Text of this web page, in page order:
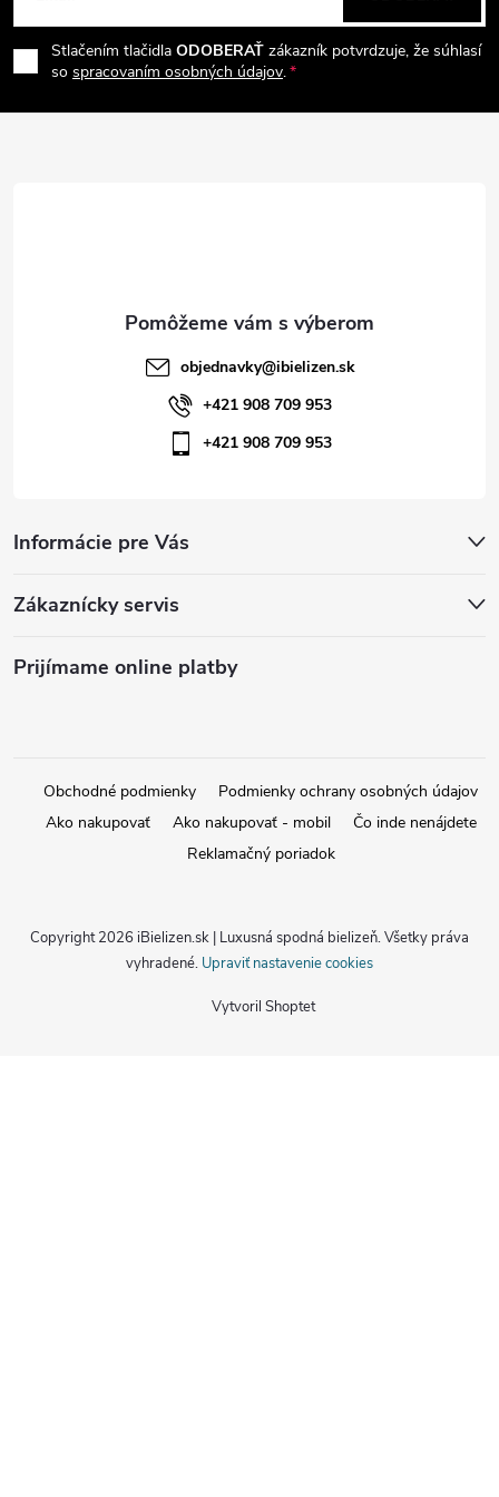
p
r
v
i
e
á
p
Stlačením tlačidla ODOBERAŤ zákazník potvrdzuje, že súhlasí
so spracovaním osobných údajov.
Informácie pre Vás
Zákaznícky servis
Prijímame online platby
objednavky@ibielizen.sk
+421 908 709 953
+421 908 709 953
Obchodné podmienky
Podmienky ochrany osobných údajov
Ako nakupovať
Ako nakupovať - mobil
Čo inde nenájdete
Reklamačný poriadok
Vytvoril Shoptet
Copyright 2026 iBielizen.sk | Luxusná spodná bielizeň. Všetky práva
vyhradené. Upraviť nastavenie cookies